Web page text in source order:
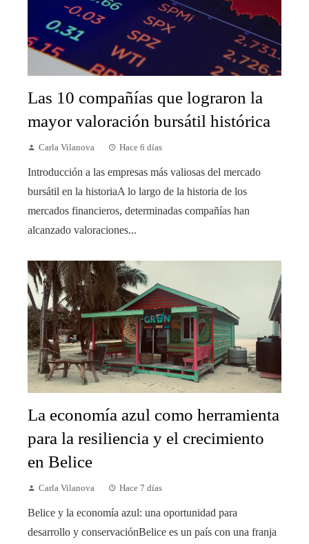
Las 10 compañías que lograron la
mayor valoración bursátil histórica
Carla Vilanova Hace 6 días
Introducción a las empresas más valiosas del mercado
bursátil en la historiaA lo largo de la historia de los
mercados financieros, determinadas compañías han
alcanzado valoraciones...
La economía azul como herramienta
para la resiliencia y el crecimiento
en Belice
Carla Vilanova Hace 7 días
Belice y la economía azul: una oportunidad para
desarrollo y conservaciónBelice es un país con una franja